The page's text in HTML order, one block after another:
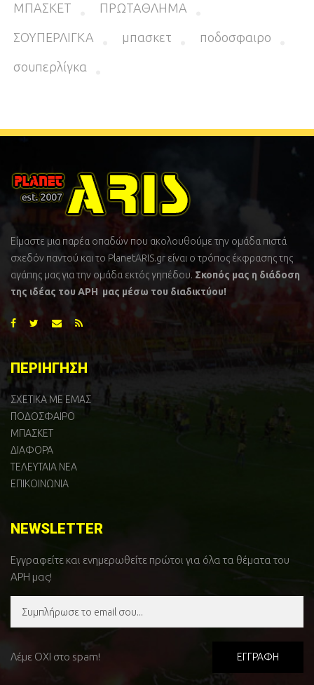
ΜΠΑΣΚΕΤ ΠΡΩΤΑΘΛΗΜΑ
ΣΟΥΠΕΡΛΙΓΚΑ μπασκετ ποδοσφαιρο
σουπερλίγκα
Είμαστε μια παρέα οπαδών που ακολουθούμε την ομάδα πιστά
σχεδόν παντού και το PlanetARIS.gr είναι ο τρόπος έκφρασης της
αγάπης μας για την ομάδα εκτός γηπέδου. Σκοπός μας η διάδοση
της ιδέας του ΑΡΗ μας μέσω του διαδικτύου!
ΠΕΡΙΗΓΗΣΗ
ΣΧΕΤΙΚΑ ΜΕ ΕΜΑΣ
ΠΟΔΟΣΦΑΙΡΟ
ΜΠΑΣΚΕΤ
ΔΙΑΦΟΡΑ
ΤΕΛΕΥΤΑΙΑ ΝΕΑ
ΕΠΙΚΟΙΝΩΝΙΑ
NEWSLETTER
Εγγραφείτε και ενημερωθείτε πρώτοι για όλα τα θέματα του
ΑΡΗ μας!
Λέμε ΟΧΙ στο spam!